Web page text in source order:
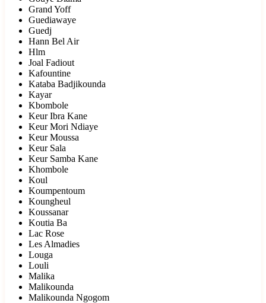
Grand Yoff
Guediawaye
Guedj
Hann Bel Air
Hlm
Joal Fadiout
Kafountine
Kataba Badjikounda
Kayar
Kbombole
Keur Ibra Kane
Keur Mori Ndiaye
Keur Moussa
Keur Sala
Keur Samba Kane
Khombole
Koul
Koumpentoum
Koungheul
Koussanar
Koutia Ba
Lac Rose
Les Almadies
Louga
Louli
Malika
Malikounda
Malikounda Ngogom